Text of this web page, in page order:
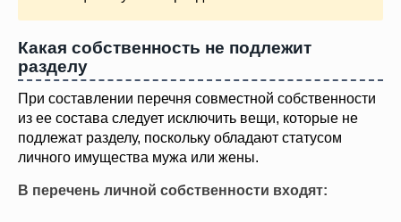
Какая собственность не подлежит
разделу
При составлении перечня совместной собственности
из ее состава следует исключить вещи, которые не
подлежат разделу, поскольку обладают статусом
личного имущества мужа или жены.
В перечень личной собственности входят: